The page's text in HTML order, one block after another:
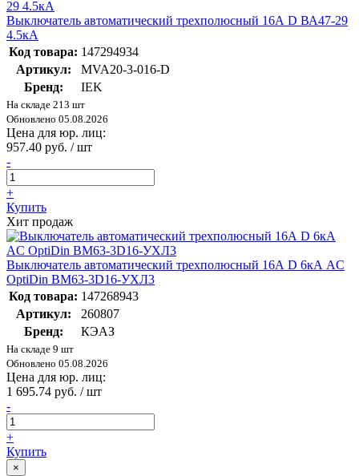
Выключатель автоматический трехполюсный 16А D ВА47-29
4.5кА
Код товара: 147294934
Артикул:
MVA20-3-016-D
Бренд:
IEK
На складе 213 шт
Обновлено 05.08.2026
Цена для юр. лиц:
957.40 руб. / шт
-
+
Купить
Хит продаж
Выключатель автоматический трехполюсный 16А D 6кА AC
OptiDin BM63-3D16-УХЛ3
Код товара: 147268943
Артикул:
260807
Бренд:
КЭАЗ
На складе 9 шт
Обновлено 05.08.2026
Цена для юр. лиц:
1 695.74 руб. / шт
-
+
Купить
×